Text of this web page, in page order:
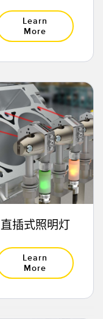
Learn
More
直插式照明灯
Learn
More